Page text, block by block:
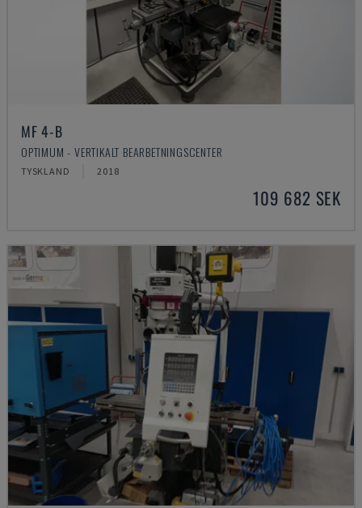
MF 4-B
OPTIMUM - VERTIKALT BEARBETNINGSCENTER
TYSKLAND 2018
109 682 SEK